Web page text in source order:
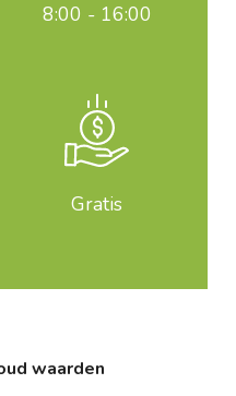
8:00 - 16:00
Gratis
waarden